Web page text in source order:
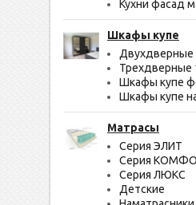
Кухни фасад
Шкафы купе
Двухдверные
Трехдверные
Шкафы купе
Шкафы купе
Матрасы
Серия ЭЛИТ
Серия
Серия ЛЮКС
Детские